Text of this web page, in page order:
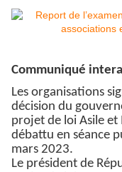
Communiqué
Les organisations
décision du
projet de loi Asile
débattu en séance
mars 2023.
Le président de